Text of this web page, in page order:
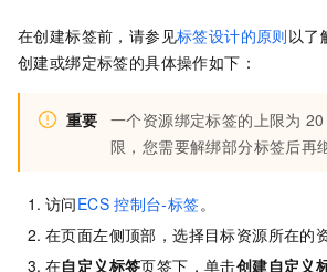
在创建标签前，请参见标签设计的原则以了
创建或绑定标签的具体操作如下：
重要 一个资源绑定标签的上限为 20
限，您需要解绑部分标签后再
访问ECS 控制台-标签。
在页面左侧顶部，选择目标资源所在的
在自定义标签页签下，单击创建自定义